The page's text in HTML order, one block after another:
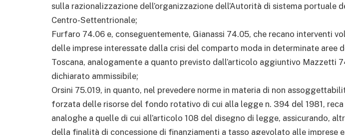
sulla razionalizzazione dell’organizzazione dell’Autorità di sistema portuale
Centro-Settentrionale;
Furfaro 74.06 e, conseguentemente, Gianassi 74.05, che recano interventi
delle imprese interessate dalla crisi del comparto moda in determinate aree
Toscana, analogamente a quanto previsto dall’articolo aggiuntivo Mazzetti
dichiarato ammissibile;
Orsini 75.019, in quanto, nel prevedere norme in materia di non
forzata delle risorse del fondo rotativo di cui alla legge n. 394 del 1981,
analoghe a quelle di cui all’articolo 108 del disegno di legge, assicurando,
della finalità di concessione di finanziamenti a tasso agevolato alle imprese